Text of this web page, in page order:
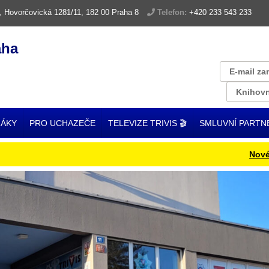
1281/11, 182 00 Praha 8 Telefon: +420 233 543 233
E-mail
PRO UCHAZEČE TELEVIZE TRIVIS 🎬 SMLUVNÍ
Nové